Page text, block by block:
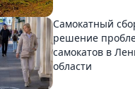
Самокатный
решение
самокатов в
области